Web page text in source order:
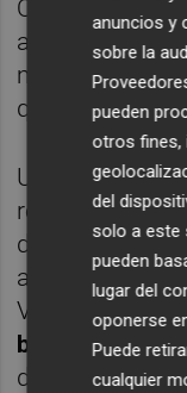
Qué
aportó una
mejor. Que no
que había
Un día,
rebaje sus
descubra que
acabó
Valencia de la
blindados,
del poder...etc
anuncios y
sobre la
pueden
otros fines,
del
solo a este
pueden
lugar del
oponerse
Puede
cualquier